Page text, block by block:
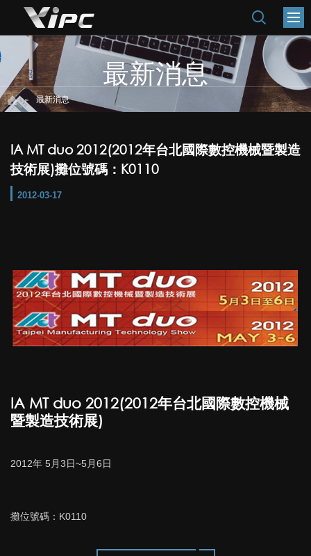
最新消息
最新消息
IA MT duo 2012(2012年台北國際數控機械暨製造
技術展)攤位號碼：K0110
2012-03-17
IA MT duo 2012(2012年台北國際數控機械
暨製造技術展)
2012年 5月3日~5月6日
攤位號碼：K0110